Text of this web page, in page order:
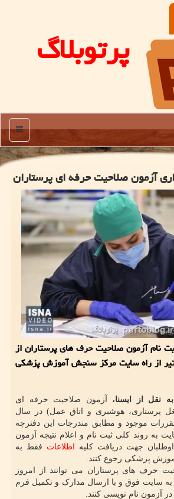
پرتوبلاگ
منو
آزمون صلاحیت حرفه ای پرستاران
نام آزمون صلاحیت حرف های پرستاران از
تیر از راه سایت مرکز سنجش آموزش پزشکی
نقل از ایسنا،
آزمون صلاحیت حرفه ای
پرستاری، هوشبری و اتاق عمل) در سال
ومقررات موجود و مطابق مندرجات این دفترچه
به روند کلی ثبت نام و اعلام نتیجه آزمون
جهت دریافت کلیه
اطلاعات فقط به
پزشکی رجوع کنند.
حرف های پرستاران می توانند از امروز
به سایت فوق و با ارسال مدارک و تکمیل فرم
آزمون نام نویسی کنند.